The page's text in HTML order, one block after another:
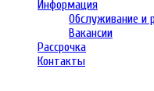
Информация
Обслуживание и
Вакансии
Рассрочка
Контакты